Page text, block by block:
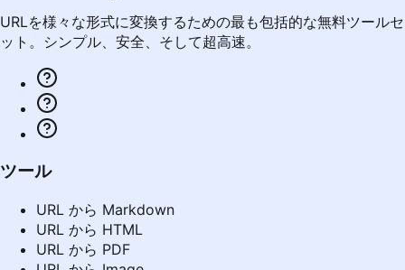
URLを様々な形式に変換するための最も包括的な無料ツールセ
ット。シンプル、安全、そして超高速。
ツール
URL から Markdown
URL から HTML
URL から PDF